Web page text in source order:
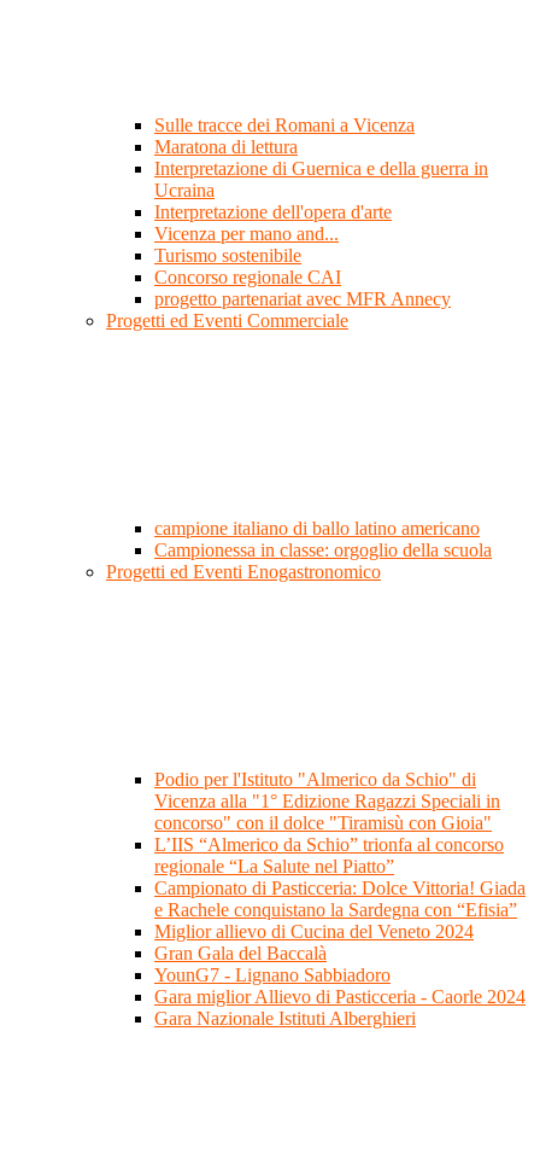
Sulle tracce dei Romani a Vicenza
Maratona di lettura
Interpretazione di Guernica e della guerra in
Ucraina
Interpretazione dell'opera d'arte
Vicenza per mano and...
Turismo sostenibile
Concorso regionale CAI
progetto partenariat avec MFR Annecy
Progetti ed Eventi Commerciale
campione italiano di ballo latino americano
Campionessa in classe: orgoglio della scuola
Progetti ed Eventi Enogastronomico
Podio per l'Istituto "Almerico da Schio" di
Vicenza alla "1° Edizione Ragazzi Speciali in
concorso" con il dolce "Tiramisù con Gioia"
L’IIS “Almerico da Schio” trionfa al concorso
regionale “La Salute nel Piatto”
Campionato di Pasticceria: Dolce Vittoria! Giada
e Rachele conquistano la Sardegna con “Efisia”
Miglior allievo di Cucina del Veneto 2024
Gran Gala del Baccalà
YounG7 - Lignano Sabbiadoro
Gara miglior Allievo di Pasticceria - Caorle 2024
Gara Nazionale Istituti Alberghieri